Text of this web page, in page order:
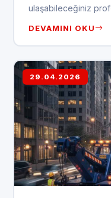
ulaşabileceğiniz
DEVAMINI OKU
29.04.2026